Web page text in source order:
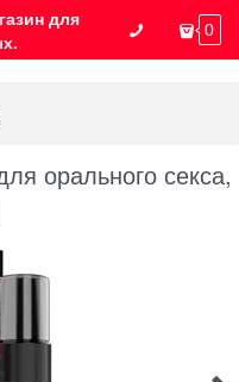
для
0
орального секса,